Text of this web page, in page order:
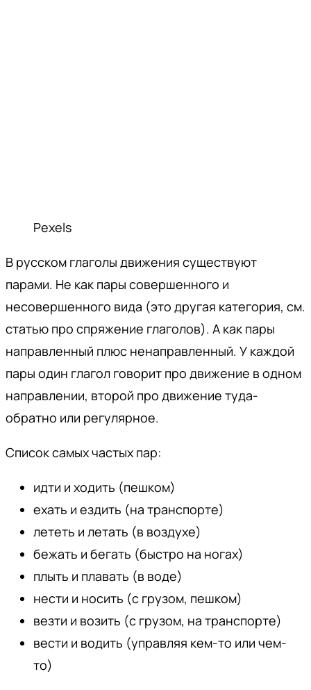
Pexels
В русском глаголы движения существуют
парами. Не как пары совершенного и
несовершенного вида (это другая категория, см.
статью про спряжение глаголов). А как пары
направленный плюс ненаправленный. У каждой
пары один глагол говорит про движение в одном
направлении, второй про движение туда-
обратно или регулярное.
Список самых частых пар:
идти и ходить (пешком)
ехать и ездить (на транспорте)
лететь и летать (в воздухе)
бежать и бегать (быстро на ногах)
плыть и плавать (в воде)
нести и носить (с грузом, пешком)
везти и возить (с грузом, на транспорте)
вести и водить (управляя кем-то или чем-
то)